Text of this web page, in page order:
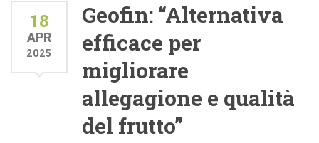
18
APR
2025
Geofin: “Alternativa
efficace per
migliorare
allegagione e qualità
del frutto”